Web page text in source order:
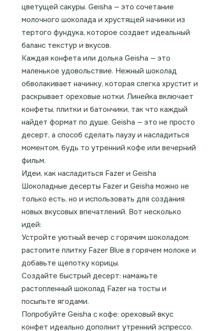
цветущей сакуры. Geisha — это сочетание
молочного шоколада и хрустящей начинки из
тертого фундука, которое создает идеальный
баланс текстур и вкусов.
Каждая конфета или долька Geisha — это
маленькое удовольствие. Нежный шоколад
обволакивает начинку, которая слегка хрустит и
раскрывает ореховые нотки. Линейка включает
конфеты, плитки и батончики, так что каждый
найдет формат по душе. Geisha — это не просто
десерт, а способ сделать паузу и насладиться
моментом, будь то утренний кофе или вечерний
фильм.
Идеи, как насладиться Fazer и Geisha
Шоколадные десерты Fazer и Geisha можно не
только есть, но и использовать для создания
новых вкусовых впечатлений. Вот несколько
идей:
Устройте уютный вечер с горячим шоколадом:
растопите плитку Fazer Blue в горячем молоке и
добавьте щепотку корицы.
Создайте быстрый десерт: намажьте
растопленный шоколад Fazer на тосты и
посыпьте ягодами.
Попробуйте Geisha с кофе: ореховый вкус
конфет идеально дополнит утренний эспрессо.